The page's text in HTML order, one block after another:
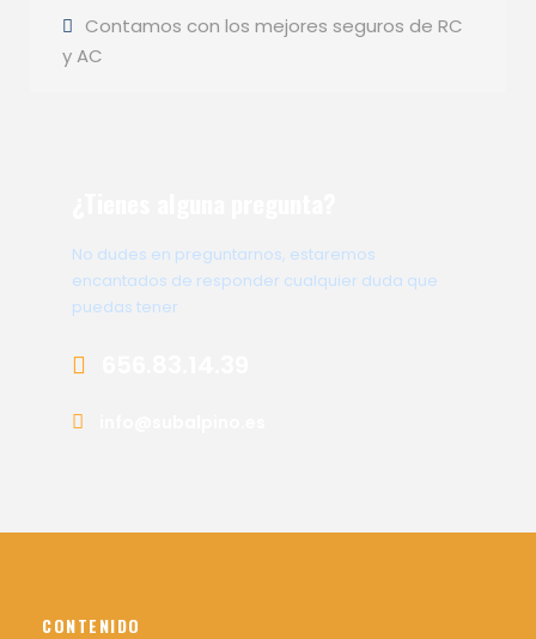
Contamos con los mejores seguros de RC
y AC
No dudes en preguntarnos, estaremos
encantados de responder cualquier duda que
puedas tener
CONTENIDO